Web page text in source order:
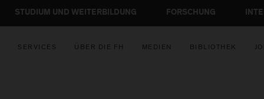
STUDIUM UND WEITERBILDUNG FORSCHUNG
SERVICES ÜBER DIE FH MEDIEN BIBLIOTHEK